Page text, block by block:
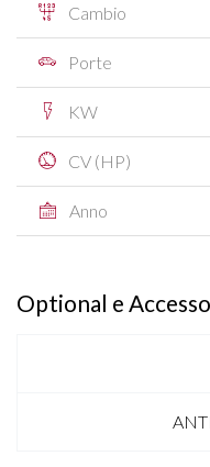
Cambio
Porte
KW
CV (HP)
Anno
Optional e